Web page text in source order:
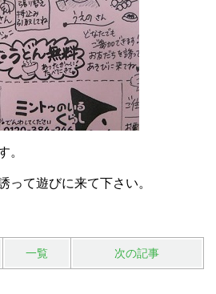
。
って遊びに来て下さい。
一覧 次の記事